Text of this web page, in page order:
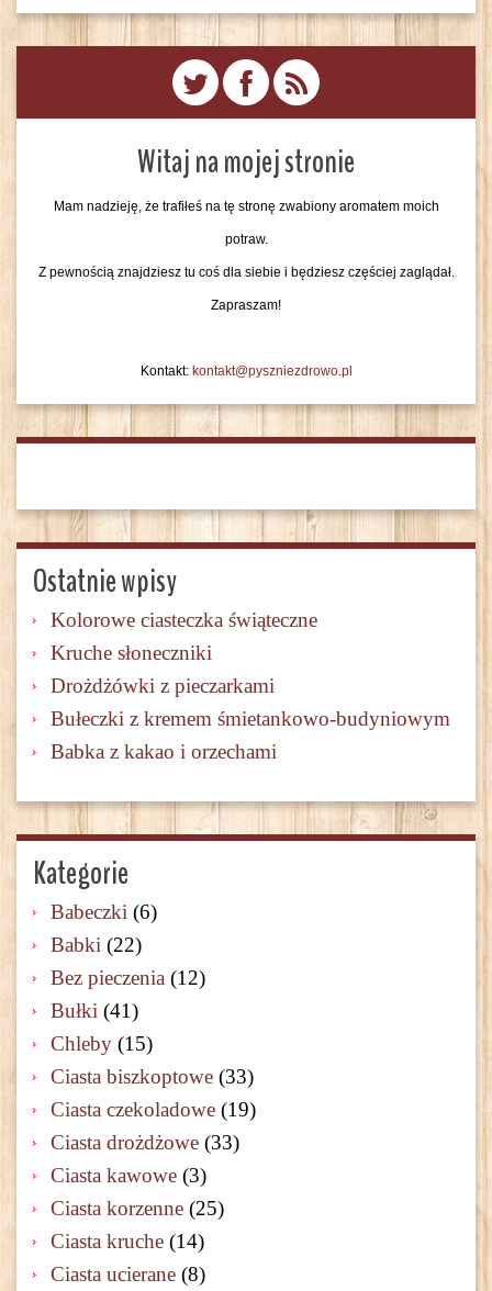
Witaj na mojej stronie
Mam nadzieję, że trafiłeś na tę stronę zwabiony aromatem moich
potraw.
Z pewnością znajdziesz tu coś dla siebie i będziesz częściej zaglądał.
Zapraszam!
Kontakt: kontakt@pyszniezdrowo.pl
Ostatnie wpisy
Kolorowe ciasteczka świąteczne
Kruche słoneczniki
Drożdżówki z pieczarkami
Bułeczki z kremem śmietankowo-budyniowym
Babka z kakao i orzechami
Kategorie
Babeczki (6)
Babki (22)
Bez pieczenia (12)
Bułki (41)
Chleby (15)
Ciasta biszkoptowe (33)
Ciasta czekoladowe (19)
Ciasta drożdżowe (33)
Ciasta kawowe (3)
Ciasta korzenne (25)
Ciasta kruche (14)
Ciasta ucierane (8)